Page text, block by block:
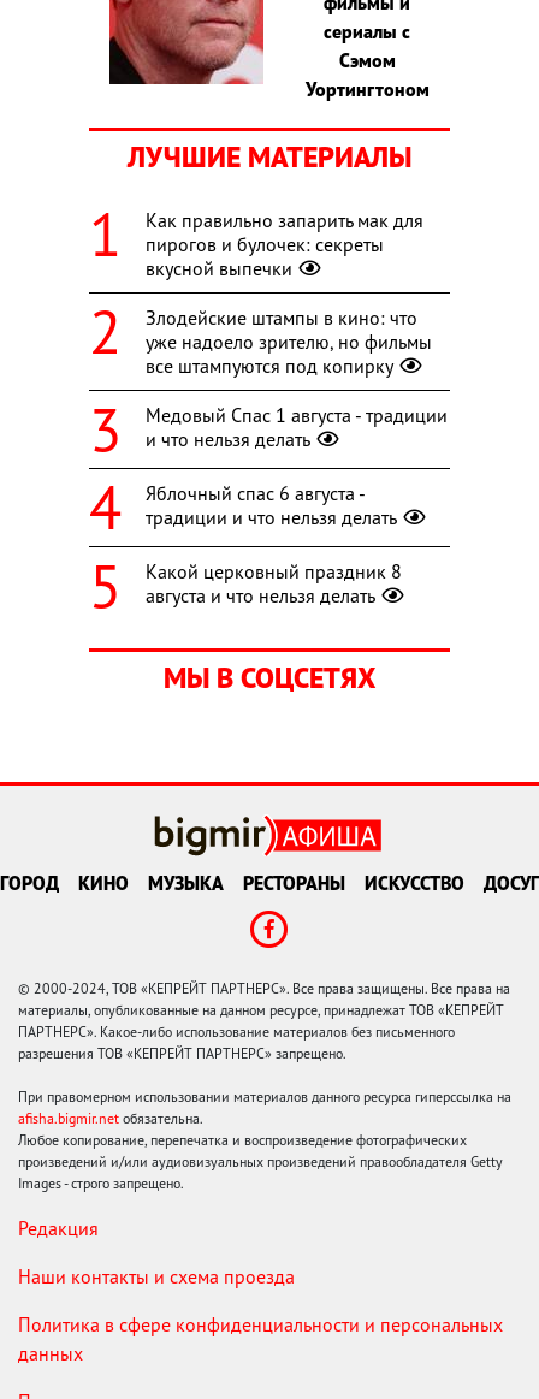
сериалы с
Сэмом
Уортингтоном
ЛУЧШИЕ МАТЕРИАЛЫ
Как правильно запарить мак для
пирогов и булочек: секреты
вкусной выпечки
Злодейские штампы в кино: что
уже надоело зрителю, но фильмы
все штампуются под копирку
Медовый Спас 1 августа - традиции
и что нельзя делать
Яблочный спас 6 августа -
традиции и что нельзя делать
Какой церковный праздник 8
августа и что нельзя делать
МЫ В СОЦСЕТЯХ
ГОРОД КИНО МУЗЫКА РЕСТОРАНЫ ИСКУССТВО ДОСУГ
© 2000-2024, ТОВ «КЕПРЕЙТ ПАРТНЕРС». Все права защищены. Все права на
материалы, опубликованные на данном ресурсе, принадлежат ТОВ «КЕПРЕЙТ
ПАРТНЕРС». Какое-либо использование материалов без письменного
разрешения ТОВ «КЕПРЕЙТ ПАРТНЕРС» запрещено.
При правомерном использовании материалов данного ресурса гиперссылка на
afisha.bigmir.net обязательна.
Любое копирование, перепечатка и воспроизведение фотографических
произведений и/или аудиовизуальных произведений правообладателя Getty
Images - строго запрещено.
Редакция
Наши контакты и схема проезда
Политика в сфере конфиденциальности и персональных
данных